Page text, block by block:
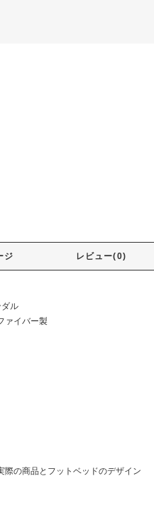
ジ レビュー(0)
ル
ァイバー製
の商品とフットベッドのデザイン